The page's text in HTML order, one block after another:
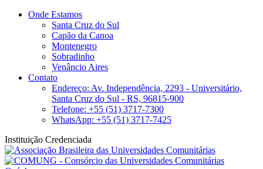
Onde Estamos
Santa Cruz do Sul
Capão da Canoa
Montenegro
Sobradinho
Venâncio Aires
Contato
Endereço: Av. Independência, 2293 - Universitário,
Santa Cruz do Sul - RS, 96815-900
Telefone: +55 (51) 3717-7300
WhatsApp: +55 (51) 3717-7425
Instituição Credenciada